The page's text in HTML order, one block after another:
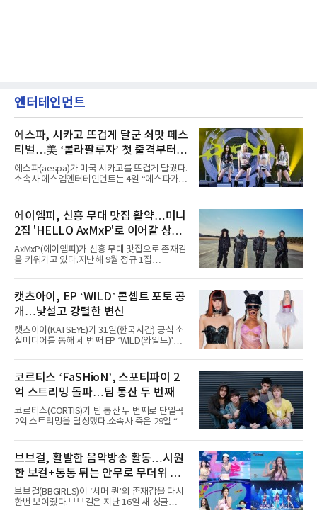
엔터테인먼트
에스파, 시카고 뜨겁게 달군 쇠맛 페스
티벌…美 ‘롤라팔루자’ 첫 출격부터
증명한 존재감
에스파(aespa)가 미국 시카고를 뜨겁게 달궜다.
소속사 에스엠엔터테인먼트는 4일 “에스파가
서 열린 ‘롤라팔루자 시카고’(Lollapalooza
Chicago)의 알리안츠 스테이지에 올랐다”며
“총 14곡으로 구성된 세트리스트를 선사, 데뷔 7
년 차다운 노련한 무대 매너와 파워풀한 에너지
로 현장의 분위기를 압도했다”고 밝혔다.1991
년 시작된 ‘롤라팔루자’는 8개 스테이지, 170여
팀의 아티스트와 40만 명 이상의 관객이 운집하
코르티스 등 K팝 스타들이 출연진 명단에 이름
을 올렸다.이날 에스파는
에이엠피, 신흥 무대 맛집 활약…미니
2집 'HELLO AxMxP'로 이어갈 상승
세
AxMxP(에이엠피)가 신흥 무대 맛집으로 존재감
을 키워가고 있다.지난해 9월 정규 1집
AxMxP는 데뷔 전부터 버스킹과 각종 페스티벌,
공연 무대에 오르며 실전 경험을 쌓아왔다.이들
은 소속사 패밀리 콘서트를 비롯해 '뷰티풀 민트
라이프 2025', '2025 부산국제록페스티벌' 등 대
형 무대에 잇달아 출연해 당찬 에너지와 풋풋한
매력으로 음악팬들의 눈도장을 찍었다.이후
AxMxP는 '카운트다운 판타지 2025-2026',
정적인 실력을 입증했고, 올해 '2026 어썸뮤직
페스티벌', '뷰티풀 민트 라이프 2026', '2026
캣츠아이, EP ‘WILD’ 콘셉트 포토 공
개…낯설고 강렬한 변신
캣츠아이(KATSEYE)가 31일(한국시간) 공식 소
셜미디어를 통해 세 번째 EP ‘WILD(와일드)’의
heart(와일드 하트)’라는 제목이 붙은 콘셉트 포
토에는 멤버들의 본능적이고 야성적인 면모가
강렬하게 담겼다. 짙은 아이섀도와 푸른빛·금빛·
붉은빛의 컬러 렌즈가 비현실적인 분위기를 자
아내고, 여러 원색이 불규칙하게 뒤섞인 멀티컬
러 헤어와 과감한 블루·블랙 립 메이크업이 낯설
고도 매혹적인 비주얼을 완성했다.스타일링 역
엣을 거침없이 결합했다. 멤버들은 각기 다른 개
성을 살린 스타일링을 선
코르티스 ‘FaSHioN’, 스포티파이 2
억 스트리밍 돌파…팀 통산 두 번째
코르티스(CORTIS)가 팀 통산 두 번째로 단일곡
2억 스트리밍을 달성했다.소속사 측은 29일 “코
벌 오디오·음원 스트리밍 플랫폼 스포티파이에
서 27일 자로 누적 재생 수 2억 회를 돌파했
다”고 밝혔다.곡이 발표된 지 약 10개월 만이다.
팀의 첫 번째 2억 스트리밍 곡은 동일 음반에 수
록된 ‘GO!’다. 이 노래는 공개 약 9개월 만인 지
난달 26일 자에 2억 고지를 밟았다. 이는 최근 5
년 내 데뷔한 보이그룹의 곡 중 최단기 2억 달성
브브걸, 활발한 음악방송 활동…시원
한 보컬+통통 튀는 안무로 무더위 사
냥
브브걸(BBGIRLS)이 ‘서머 퀸’의 존재감을 다시
한번 보여줬다.브브걸은 지난 16일 새 싱글